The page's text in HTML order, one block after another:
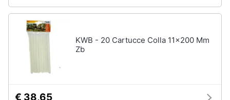
KWB - 20 Cartucce Colla 11x200 Mm
Zb
€ 38,65